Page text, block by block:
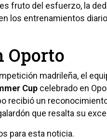
fruto del esfuerzo, la
los entrenamientos
Oporto
madrileña, el
Cup celebrado en
recibió un
que resalta su
para esta noticia.